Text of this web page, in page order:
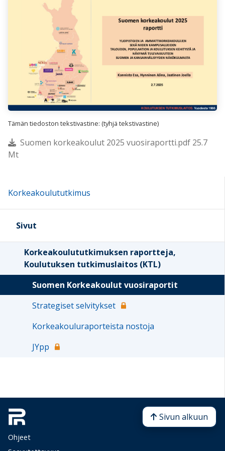
Tämän tiedoston tekstivastine: (tyhjä tekstivastine)
Suomen korkeakoulut 2025 vuosiraportti.pdf 25.7
Mt
Korkeakoulututkimus
Sivut
Korkeakoulututkimuksen raportteja,
Koulutuksen tutkimuslaitos (KTL)
Suomen Korkeakoulut vuosiraportit
Strategiset selvitykset
Korkeakouluraporteista nostoja
JYpp
Ohjeet
Sivun alkuun